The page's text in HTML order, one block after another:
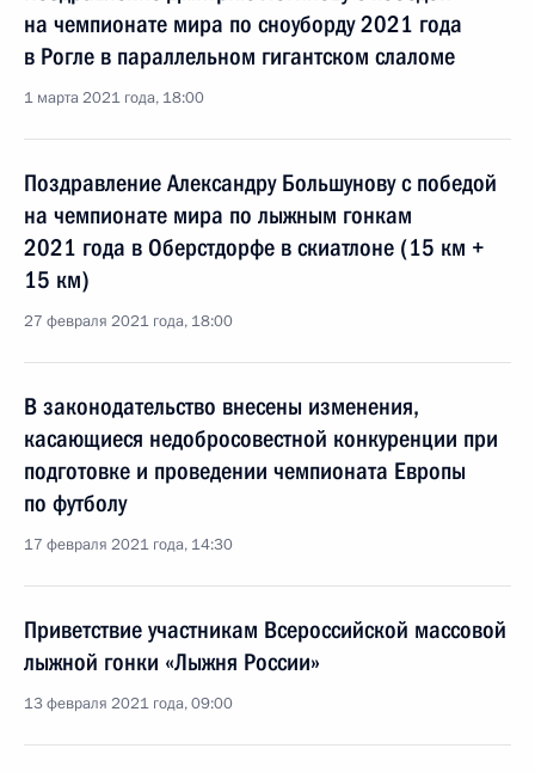
на чемпионате мира по сноуборду 2021 года
в Рогле в параллельном гигантском слаломе
1 марта 2021 года, 18:00
Поздравление Александру Большунову с победой
на чемпионате мира по лыжным гонкам
2021 года в Оберстдорфе в скиатлоне (15 км +
15 км)
27 февраля 2021 года, 18:00
В законодательство внесены изменения,
касающиеся недобросовестной конкуренции при
подготовке и проведении чемпионата Европы
по футболу
17 февраля 2021 года, 14:30
Приветствие участникам Всероссийской массовой
лыжной гонки «Лыжня России»
13 февраля 2021 года, 09:00